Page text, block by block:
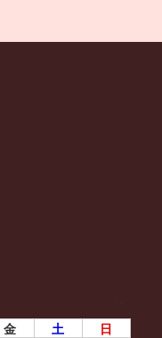
金 土 日